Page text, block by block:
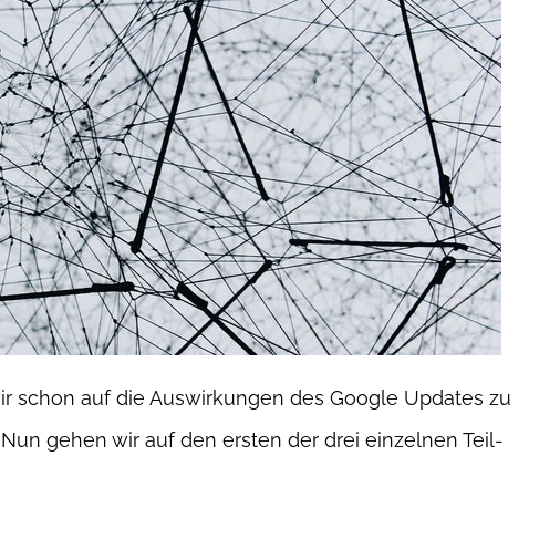
schon auf die Auswirkungen des Google Updates zu
gehen wir auf den ersten der drei einzelnen Teil-